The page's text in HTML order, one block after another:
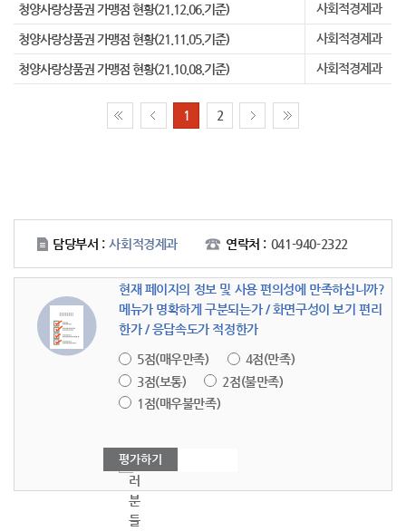
청양사랑상품권 가맹점 현황(21.12.06.기준) 사회적경제과
청양사랑상품권 가맹점 현황(21.11.05.기준) 사회적경제과
청양사랑상품권 가맹점 현황(21.10.08.기준) 사회적경제과
1 2
담당부서 : 사회적경제과 연락처 : 041-940-2322
현재 페이지의 정보 및 사용 편의성에 만족하십니까?
메뉴가 명확하게 구분되는가 / 화면구성이 보기 편리
한가 / 응답속도가 적정한가
5점(매우만족)
4점(만족)
3점(보통)
2점(불만족)
1점(매우불만족)
여
러
분
들